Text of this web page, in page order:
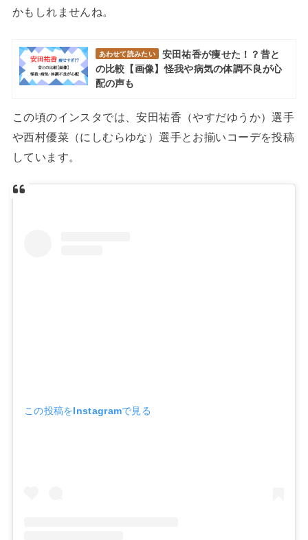
かもしれませんね。
あわせて読みたい
安田祐香が痩せた！？昔と
の比較【画像】怪我や病気の体調不良が心
配の声も
この頃のインスタでは、安田祐香（やすだゆうか）選手
や西村優菜（にしむらゆな）選手とお揃いコーデを投稿
しています。
この投稿をInstagramで見る